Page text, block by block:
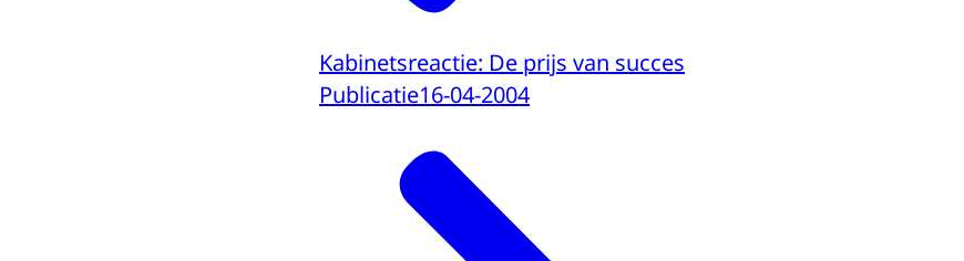
Kabinetsreactie: De prijs van succes
Publicatie16-04-2004